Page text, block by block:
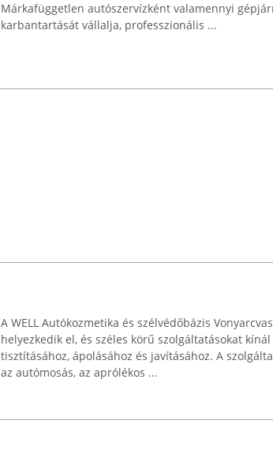
Márkafüggetlen autószervízként valamennyi
karbantartását vállalja, professzionális ...
A WELL Autókozmetika és szélvédőbázis
helyezkedik el, és széles körű szolgáltatásokat
tisztításához, ápolásához és javításához. A
az autómosás, az aprólékos ...